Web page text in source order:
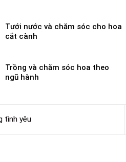
Tưới nước và chăm sóc cho hoa
cắt cành
Trồng và chăm sóc hoa theo
ngũ hành
tình yêu